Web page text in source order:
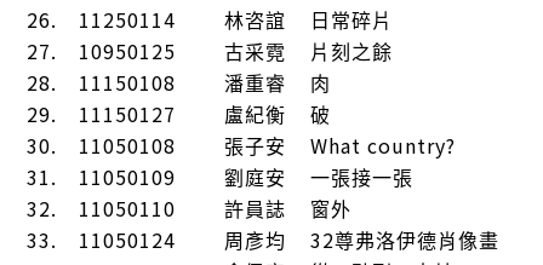
26. 11250114林咨誼 日常碎片
27. 10950125古采霓 片刻之餘
28. 11150108潘重睿 肉
29. 11150127 盧紀衡 破
30. 11050108 張子安
What country?
31.
11050109劉庭安 一張接一張
32. 11050110許員誌 窗外
33. 11050124 周彥均 32尊弗洛伊德肖像畫